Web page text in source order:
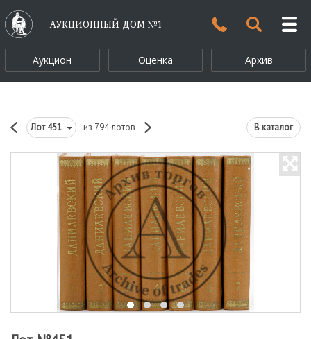
АУКЦИОННЫЙ ДОМ №1
Аукцион Оценка Архив
Лот451 из 794 лотов В каталог